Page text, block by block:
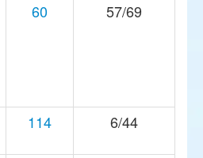
60 57/69
114 6/44